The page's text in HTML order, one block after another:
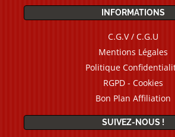
INFORMATIONS
C.G.V / C.G.U
Mentions Légales
Politique
RGPD - Cookies
Bon Plan Affiliation
SUIVEZ-NOUS !